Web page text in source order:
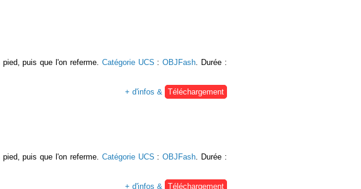
puis que l'on referme. Catégorie UCS :OBJFash . Durée :
+ d'infos &
Téléchargement
puis que l'on referme. Catégorie UCS :OBJFash . Durée :
+ d'infos &
Téléchargement